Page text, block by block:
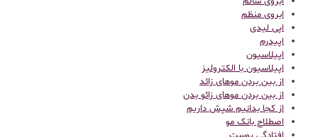
ابروی منظم
اپی لیدی
اپیدرم
اپیلاسیون
اپیلاسیون با الکترولیز
از بین بردن موهای زائد
از بین بردن موهای زائو بدن
از کجا بدانیم شپش داریم
اصطلاح بانک مو